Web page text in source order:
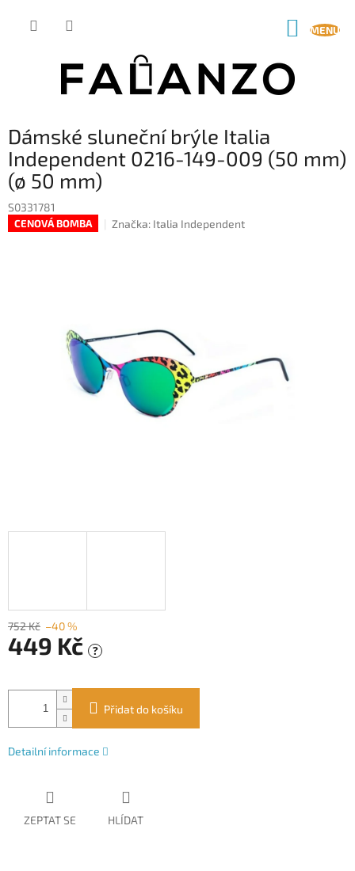
Dámské sluneční brýle Italia
Independent 0216-149-009 (50 mm)
(ø 50 mm)
S0331781
CENOVÁ BOMBA Značka: Italia Independent
752 Kč –40 %
449 Kč ?
cena:
Přidat do košíku
Detailní informace
ZEPTAT SE HLÍDAT